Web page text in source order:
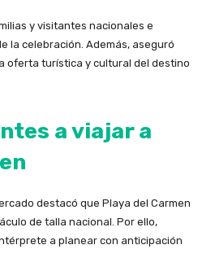
y visitantes nacionales e
la celebración. Además, aseguró
oferta turística y cultural del destino
a viajar a
destacó que Playa del Carmen
de talla nacional. Por ello,
a planear con anticipación